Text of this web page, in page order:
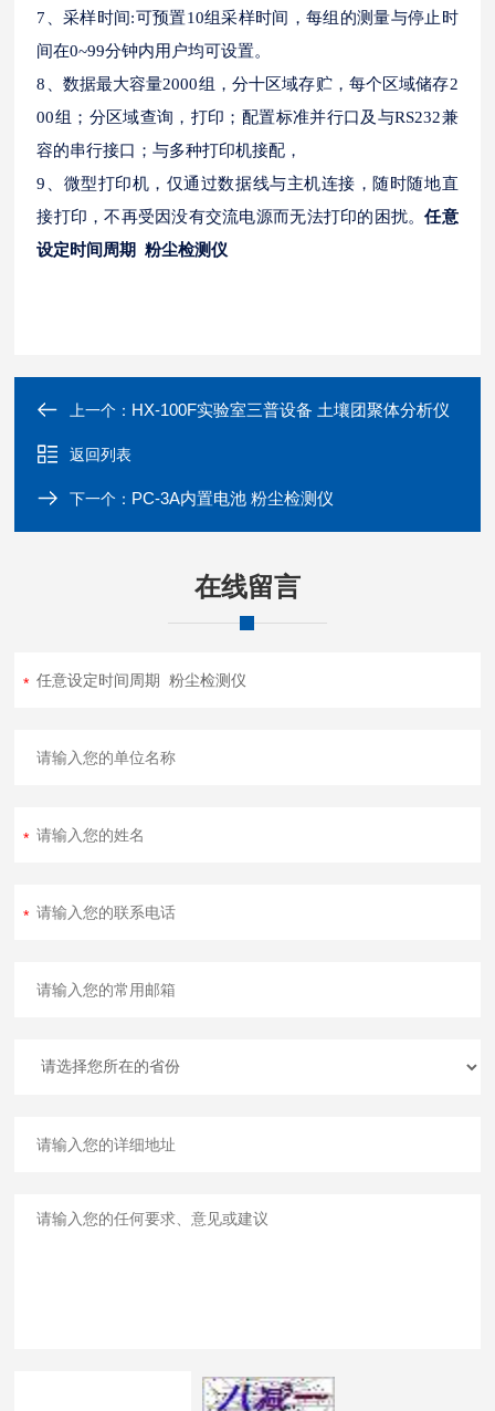
7、采样时间:可预置10组采样时间，每组的测量与停止时
间在0~99分钟内用户均可设置。
8、数据最大容量2000组，分十区域存贮，每个区域储存2
00组；分区域查询，打印；配置标准并行口及与RS232兼
容的串行接口；与多种打印机接配，
9、微型打印机，仅通过数据线与主机连接，随时随地直
接打印，不再受因没有交流电源而无法打印的困扰。任意
设定时间周期 粉尘检测仪
上一个： HX-100F实验室三普设备 土壤团聚体分析仪
返回列表
下一个： PC-3A内置电池 粉尘检测仪
在线留言